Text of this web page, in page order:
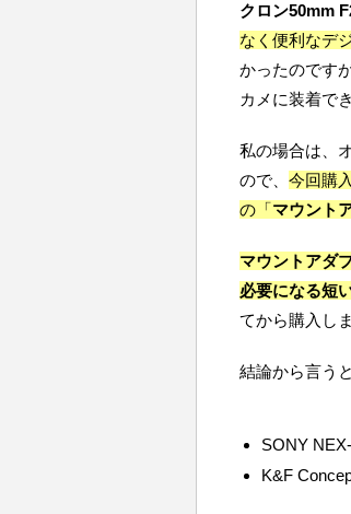
クロン50mm
なく便利なデ
かったのです
カメに装着で
私の場合は、
ので、 今回購
の「マウント
マウントアダ
必要になる短
てから購入し
結論から言う
SONY
K&F